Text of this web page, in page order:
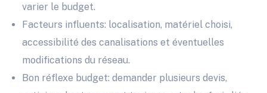
varier le budget.
Facteurs influents: localisation, matériel choisi,
accessibilité des canalisations et éventuelles
modifications du réseau.
Bon réflexe budget: demander plusieurs devis,